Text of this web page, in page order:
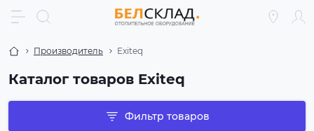
Производитель Exiteq
Каталог товаров Exiteq
Фильтр товаров